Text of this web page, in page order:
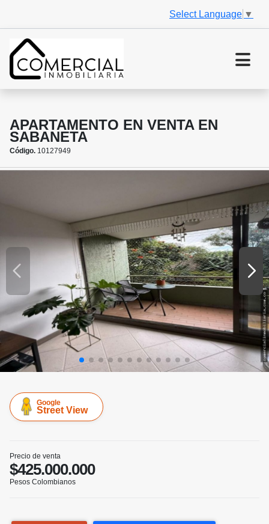
Select Language ▼
APARTAMENTO EN VENTA EN
SABANETA
Código. 10127949
Google
Street View
Precio de venta
$425.000.000
Pesos Colombianos